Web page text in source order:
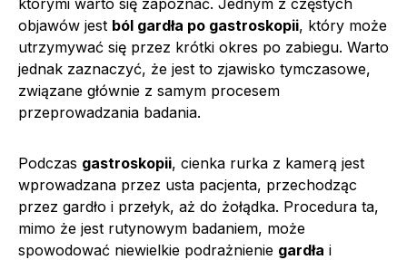
objawów jest ból gardła po gastroskopii, który może
utrzymywać się przez krótki okres po zabiegu. Warto
jednak zaznaczyć, że jest to zjawisko tymczasowe,
związane głównie z samym procesem
przeprowadzania badania.
Podczas gastroskopii, cienka rurka z kamerą jest
wprowadzana przez usta pacjenta, przechodząc
przez gardło i przełyk, aż do żołądka. Procedura ta,
mimo że jest rutynowym badaniem, może
spowodować niewielkie podrażnienie gardła i